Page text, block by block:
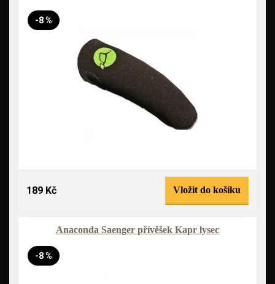
-8 %
189 Kč Vložit do košíku
Anaconda Saenger přívěšek Kapr lysec
-8 %